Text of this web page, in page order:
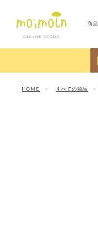
ONLINE STORE
商品
HOME すべての商品